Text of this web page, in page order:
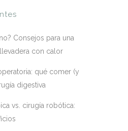
Consejos para una
con calor
qué comer (y
digestiva
vs. cirugía robótica: